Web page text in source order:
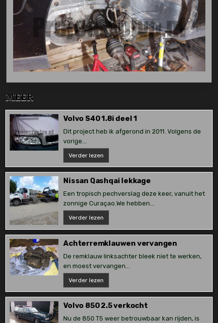
MEER
Volvo S40 1.8i deel 1
Dit project heb ik afgerond in 2011. Volgens de
vorige...
Verder lezen
S40
1.8i
deel
1
Nissan Qashqai lekkage
Een tropisch pechverslag deze keer, vanuit het
zonnige Curaçao.We hebben...
Verder lezen
Qashqai
lekkage
Achterremklauwen vervangen
De remklauw linksachter bleek niet te werken,
en moest vervangen...
Verder lezen
vervangen
Volvo 850 2.5 verkocht
Nu de 850 T5 weer betrouwbaar kan rijden, is